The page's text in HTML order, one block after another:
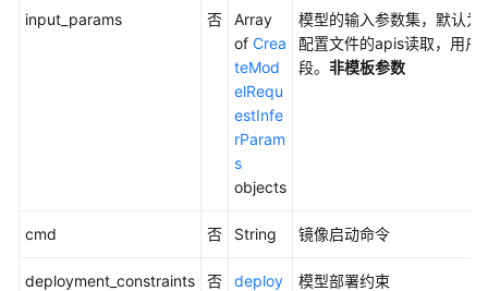
开
input_params 否
Array
of Crea
teMod
elRequ
estInfe
rParam
s
objects
模型的输入参数集，默认
配置文件的apis读取，用户
段。 非模板参数
cmd 否 String 镜像启动命令
deployment_constraints 否
deploy
模型部署约束